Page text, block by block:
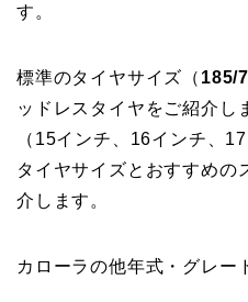
す。
標準のタイヤサイズ（ 185/
ッドレスタイヤをご紹介し
（15インチ、16インチ、
タイヤサイズとおすすめの
介します。
カローラの他年式・グレー